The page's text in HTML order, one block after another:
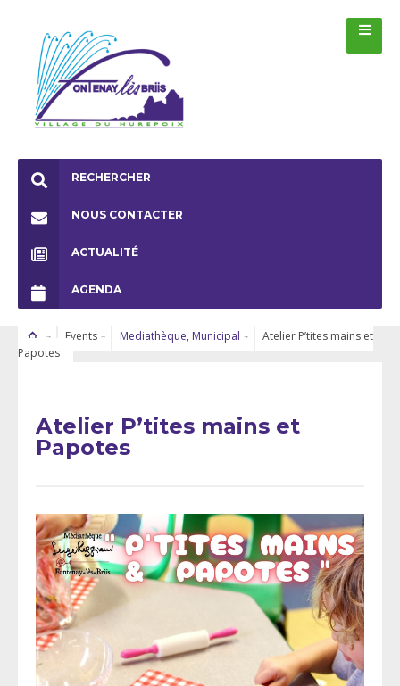
RECHERCHER
NOUS CONTACTER
ACTUALITÉ
AGENDA
Events Mediathèque, Municipal
Atelier P’tites mains et
Papotes
Atelier P’tites mains et
Papotes